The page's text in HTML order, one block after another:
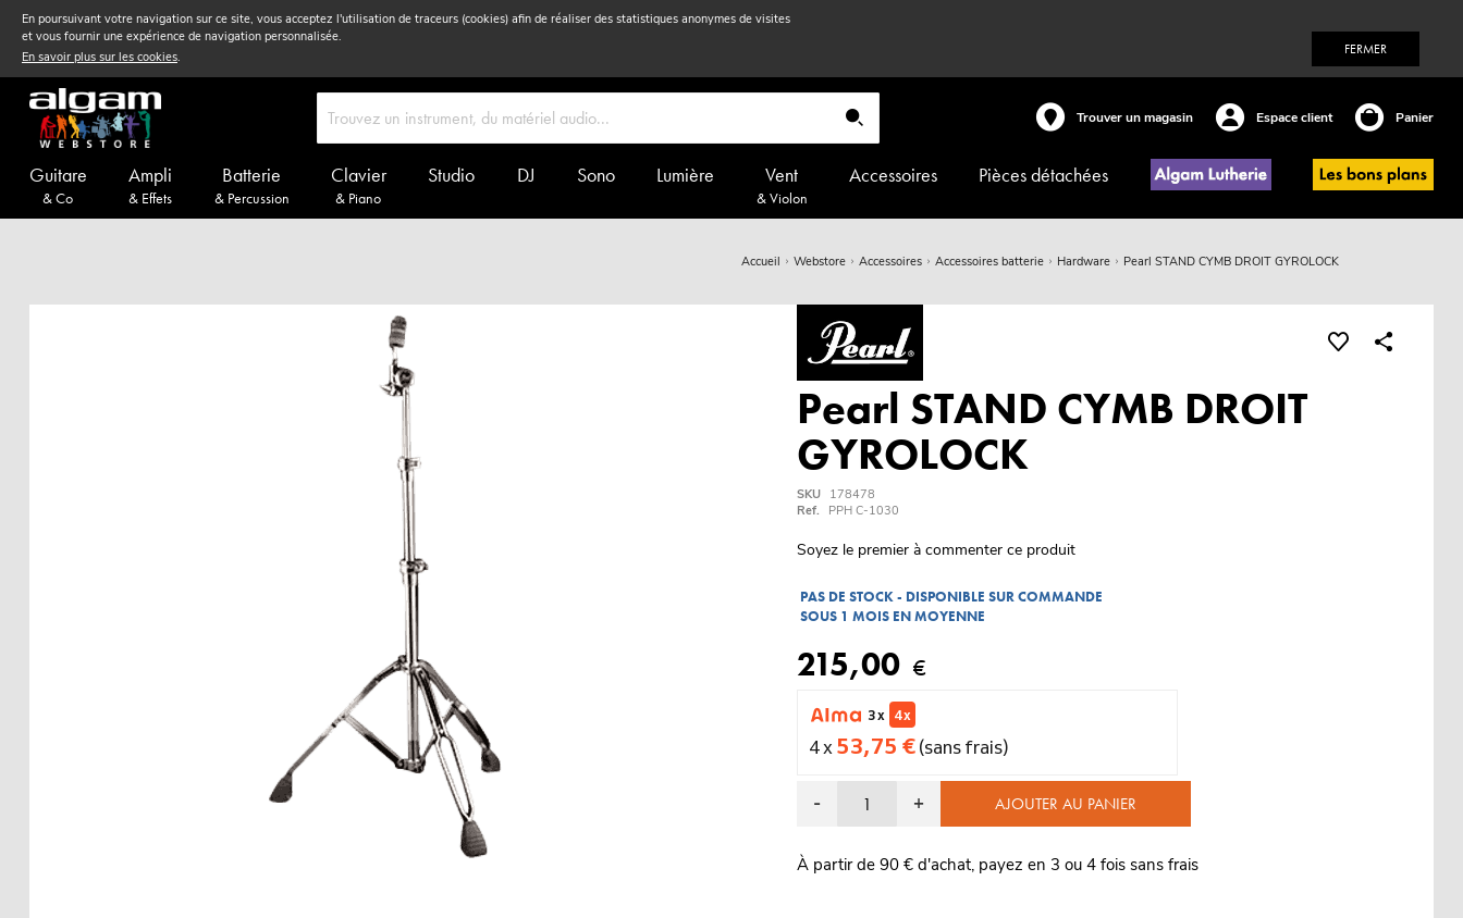
En poursuivant votre navigation sur ce site, vous acceptez l'utilisation de traceurs (cookies) afin de réaliser des statistiques anonymes de visites
et vous fournir une expérience de navigation personnalisée.
En savoir plus sur les cookies. FERMER
Trouver un magasin Espace client Panier
Guitare
& Co
Ampli
& Effets
Batterie
& Percussion
Clavier
& Piano
Studio DJ Sono Lumière Vent
& Violon
Accessoires Pièces détachées
Accueil Webstore Accessoires Accessoires batterie Hardware Pearl STAND CYMB DROIT GYROLOCK
Pearl STAND CYMB DROIT
GYROLOCK
SKU 178478
Ref.
PPH C-1030
Soyez le premier à commenter ce produit
PAS DE STOCK - DISPONIBLE SUR COMMANDE
SOUS 1 MOIS EN MOYENNE
215,00 €
3 x 4 x
4 x 53,75 €(sans frais)
- + AJOUTER AU PANIER
À partir de 90 € d'achat, payez en 3 ou 4 fois sans frais